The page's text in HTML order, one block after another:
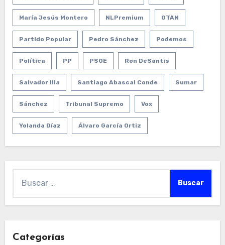
María Jesús Montero NLPremium OTAN
Partido Popular Pedro Sánchez Podemos
Política PP PSOE Ron DeSantis
Salvador Illa Santiago Abascal Conde Sumar
Sánchez Tribunal Supremo Vox
Yolanda Díaz Álvaro García Ortiz
Categorías